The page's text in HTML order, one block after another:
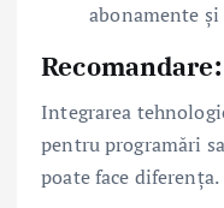
abonamente
Recomandare:
Integrarea
pentru programări
poate face diferența.